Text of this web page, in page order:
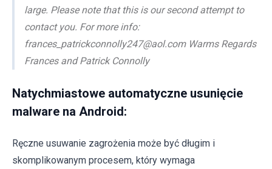
large. Please note that this is our second attempt to
contact you. For more info:
frances_patrickconnolly247@aol.com Warms Regards
Frances and Patrick Connolly
Natychmiastowe automatyczne usunięcie
malware na Android:
Ręczne usuwanie zagrożenia może być długim i
skomplikowanym procesem, który wymaga